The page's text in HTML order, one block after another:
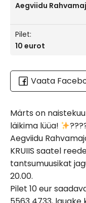
Aegviidu
Pilet:
10 eurot
Vaata
Märts on
läikima lüüa!
Aegviidu
KRUIIS saatel
tantsumuusikat
20.00.
Pilet 10 eur